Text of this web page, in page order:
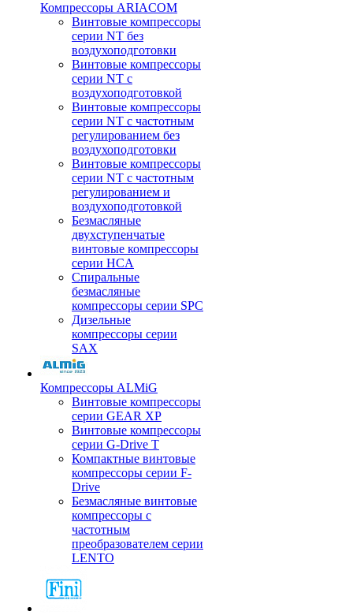
Компрессоры ARIACOM
Винтовые компрессоры
серии NT без
воздухоподготовки
Винтовые компрессоры
серии NT c
воздухоподготовкой
Винтовые компрессоры
серии NT с частотным
регулированием без
воздухоподготовки
Винтовые компрессоры
серии NT с частотным
регулированием и
воздухоподготовкой
Безмасляные
двухступенчатые
винтовые компрессоры
серии HCA
Спиральные
безмасляные
компрессоры серии SPC
Дизельные
компрессоры серии
SAX
Компрессоры ALMiG
Винтовые компрессоры
серии GEAR XP
Винтовые компрессоры
серии G-Drive T
Компактные винтовые
компрессоры серии F-
Drive
Безмасляные винтовые
компрессоры с
частотным
преобразователем серии
LENTO